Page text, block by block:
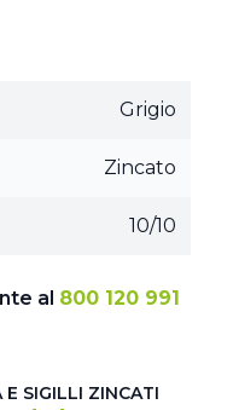
Grigio
Zincato
10/10
al 800 120 991
E SIGILLI ZINCATI